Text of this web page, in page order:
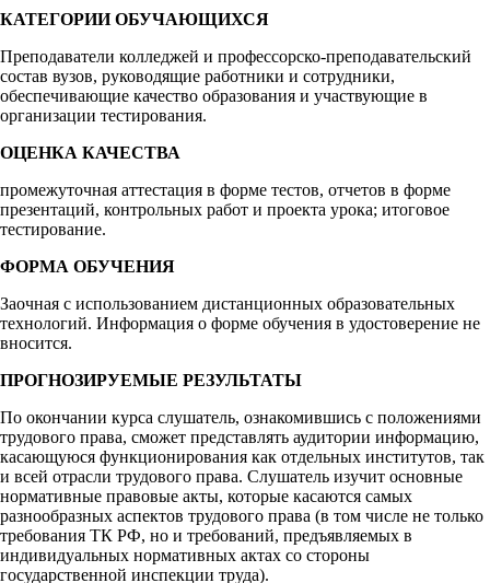
КАТЕГОРИИ ОБУЧАЮЩИХСЯ
Преподаватели колледжей и профессорско-преподавательский
состав вузов, руководящие работники и сотрудники,
обеспечивающие качество образования и участвующие в
организации тестирования.
ОЦЕНКА КАЧЕСТВА
промежуточная аттестация в форме тестов, отчетов в форме
презентаций, контрольных работ и проекта урока; итоговое
тестирование.
ФОРМА ОБУЧЕНИЯ
Заочная с использованием дистанционных образовательных
технологий. Информация о форме обучения в удостоверение не
вносится.
ПРОГНОЗИРУЕМЫЕ РЕЗУЛЬТАТЫ
По окончании курса слушатель, ознакомившись с положениями
трудового права, сможет представлять аудитории информацию,
касающуюся функционирования как отдельных институтов, так
и всей отрасли трудового права. Слушатель изучит основные
нормативные правовые акты, которые касаются самых
разнообразных аспектов трудового права (в том числе не только
требования ТК РФ, но и требований, предъявляемых в
индивидуальных нормативных актах со стороны
государственной инспекции труда).